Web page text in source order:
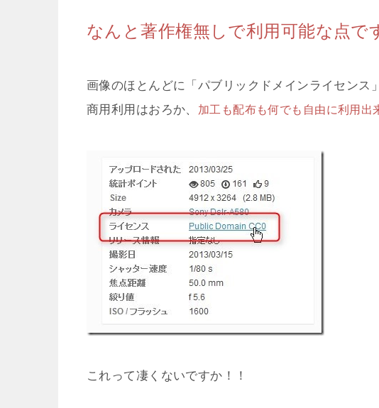
なんと著作権無しで利用可能な点で
画像のほとんどに「パブリックドメインライセンス
商用利用はおろか、
加工も配布も何でも自由に利用出
これって凄くないですか！！